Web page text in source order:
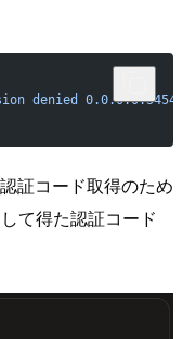
denied
証コード取得のため
て得た認証コード